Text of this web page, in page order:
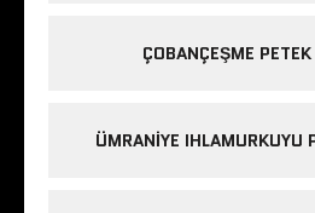
ÇOBANÇEŞME
ÜMRANIYE IHLAMURKUYU